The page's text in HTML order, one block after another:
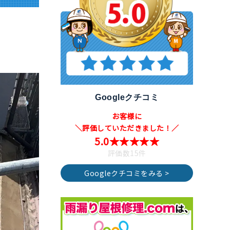
Googleクチコミ
お客様に
＼評価していただきました！／
5.0★★★★★
評価数15件
Googleクチコミをみる >